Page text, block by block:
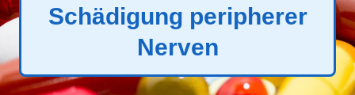
Schädigung peripherer
Nerven